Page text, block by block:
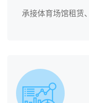
承接体育场馆租赁